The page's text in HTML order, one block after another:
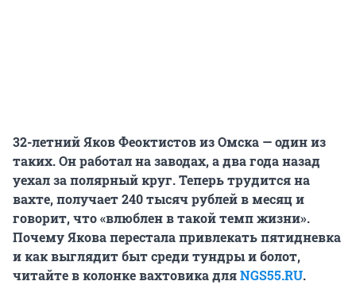
32-летний Яков Феоктистов из Омска — один из
таких. Он работал на заводах, а два года назад
уехал за полярный круг. Теперь трудится на
вахте, получает240 тысячрублей в месяц и
говорит, что «влюблен в такой темп жизни».
Почему Якова перестала привлекать пятидневка
и как выглядит быт среди тундры и болот,
читайте в колонке вахтовика дляNGS55.RU.